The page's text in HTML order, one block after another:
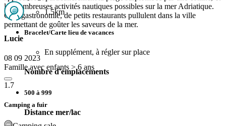
les nombreuses activités nautiques possibles sur la mer Adriatique.
Côté gastronomie, de petits restaurants pullulent dans la ville
permettant de goûter les saveurs de la mer.
1.5km
Bracelet/Carte lieu de vacances
En supplément, à régler sur place
Nombre d'emplacements
500 à 999
Distance mer/lac
Lucie
08 09 2023
Famille avec enfants > 6 ans
1.7
Camping a fuir